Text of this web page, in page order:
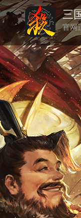
三
官网